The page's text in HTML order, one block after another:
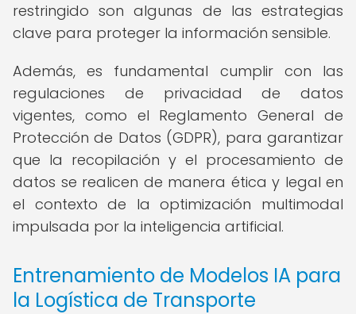
restringido son algunas de las estrategias
clave para proteger la información sensible.
Además, es fundamental cumplir con las
regulaciones de privacidad de datos
vigentes, como el Reglamento General de
Protección de Datos (GDPR), para garantizar
que la recopilación y el procesamiento de
datos se realicen de manera ética y legal en
el contexto de la optimización multimodal
impulsada por la inteligencia artificial.
Entrenamiento de Modelos IA para
la Logística de Transporte